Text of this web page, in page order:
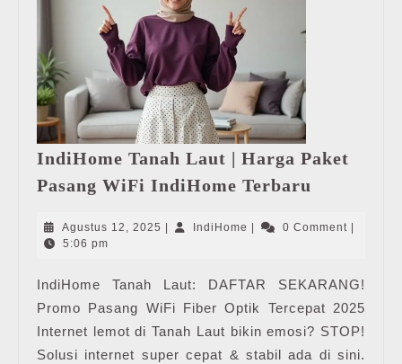
IndiHome Tanah Laut | Harga Paket
Pasang WiFi IndiHome Terbaru
Laut
Paket
Pasang
WiFi
IndiHome
Agustus 12, 2025 Agustus
| IndiHome IndiHome
| 0 Comment |
5:06 pm
IndiHome Tanah Laut: DAFTAR SEKARANG!
Promo Pasang WiFi Fiber Optik Tercepat 2025
Internet lemot di Tanah Laut bikin emosi? STOP!
Solusi internet super cepat & stabil ada di sini.